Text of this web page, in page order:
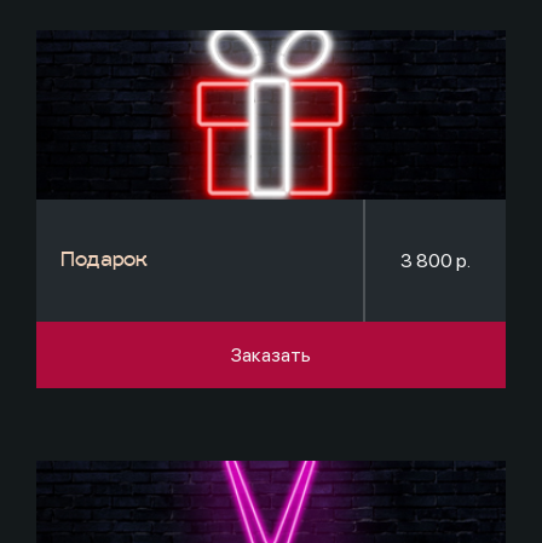
Подарок 3 800 р.
Заказать